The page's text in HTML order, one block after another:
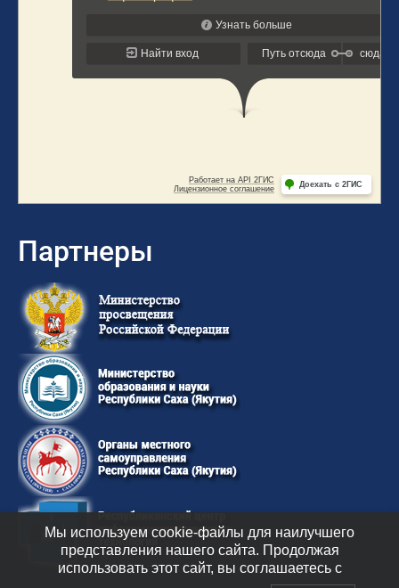
Партнеры
Мы используем cookie-файлы для наилучшего
представления нашего сайта. Продолжая
использовать этот сайт, вы соглашаетесь с